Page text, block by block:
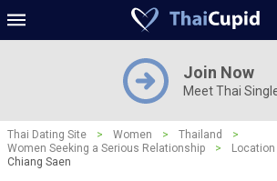
Join Now
Meet Thai
Thai Dating Site > Women > Thailand
>
Women Seeking a Serious Relationship
> Location
Chiang Saen